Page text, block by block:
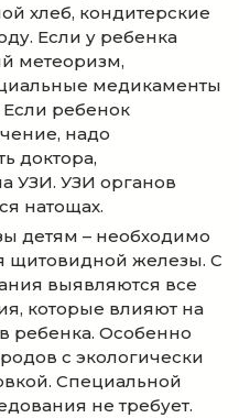
хлеб, кондитерские
Если у ребенка
метеоризм,
медикаменты
ребенок
надо
доктора,
УЗИ. УЗИ органов
натощах.
детям – необходимо
щитовидной железы. С
выявляются все
которые влияют на
ребенка. Особенно
с экологически
Специальной
не требует.